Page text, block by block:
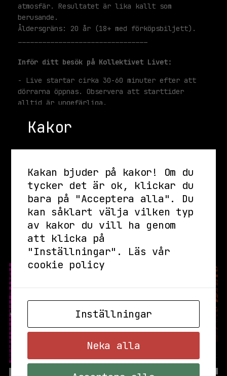
atmosfär. Resultatet är lika kallt som
berusande.
Åldersgräns: 20 år (18+ med förköpsbiljett).
Inför ditt besök på Kollektivet Livet:
- Live startar cirka 30-60 minuter efter att
dörrarna öppnas. Observera att starttider
alltid är ungefärliga.
- Våra åldersgränser varierar beroende på
evenemangets veckodag, se
- Evenemangen är stående om inget annat anges
då vi har begränsat med sittutrymme.
Se även
Kakor
Kakan bjuder på kakor! Om du
tycker det är ok, klickar du
bara på "Acceptera alla". Du
kan såklart välja vilken typ
av kakor du vill ha genom
att klicka på
"Inställningar". Läs vår
cookie policy
Inställningar
Neka alla